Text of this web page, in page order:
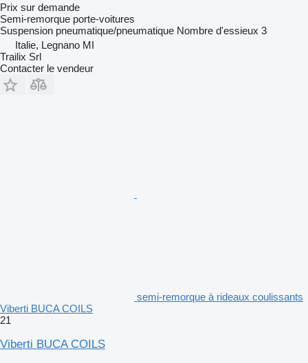
Prix sur demande
Semi-remorque porte-voitures
Suspension pneumatique/pneumatique Nombre d'essieux 3
Italie, Legnano MI
Trailix Srl
Contacter le vendeur
semi-remorque à rideaux coulissants
Viberti BUCA COILS
21
Viberti BUCA COILS